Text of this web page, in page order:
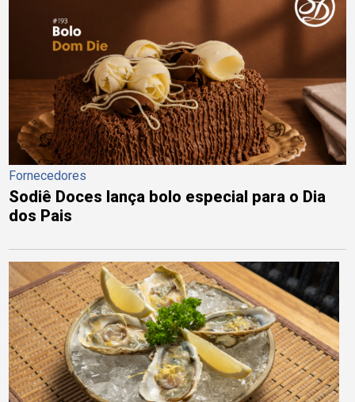
Fornecedores
Sodiê Doces lança bolo especial para o Dia
dos Pais